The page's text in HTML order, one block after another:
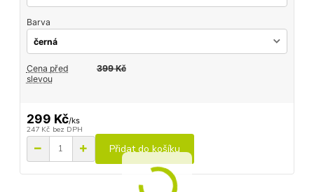
Barva
Cena před
slevou
399 Kč
299 Kč/ks
247 Kč bez DPH
Přidat do košíku